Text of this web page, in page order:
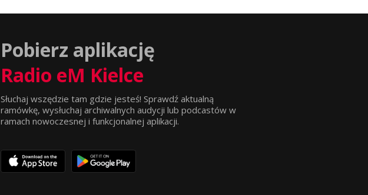
Pobierz aplikację
Radio eM Kielce
Słuchaj wszędzie tam gdzie jesteś! Sprawdź aktualną
ramówkę, wysłuchaj archiwalnych audycji lub podcastów w
ramach nowoczesnej i funkcjonalnej aplikacji.